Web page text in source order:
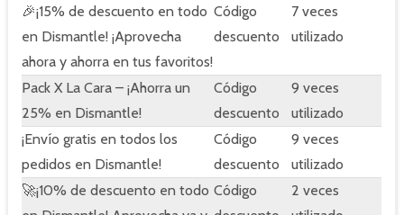
🎉¡15% de descuento en todo
en Dismantle! ¡Aprovecha
ahora y ahorra en tus favoritos!
Código
descuento
7 veces
utilizado
Pack X La Cara – ¡Ahorra un
25% en Dismantle!
Código
descuento
9 veces
utilizado
¡Envío gratis en todos los
pedidos en Dismantle!
Código
descuento
9 veces
utilizado
🚀¡10% de descuento en todo Código
2 veces